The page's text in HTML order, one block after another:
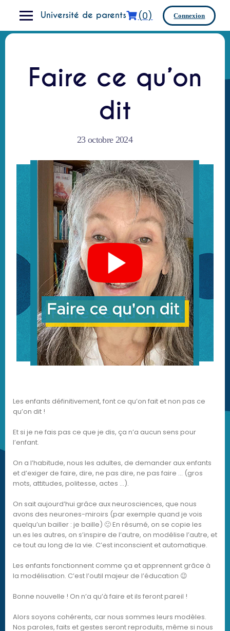
Université de parents (0) Connexion
Faire ce qu’on
dit
23 octobre 2024
Les enfants définitivement, font ce qu’on fait et non pas ce
qu’on dit !
Et si je ne fais pas ce que je dis, ça n’a aucun sens pour
l’enfant.
On a l’habitude, nous les adultes, de demander aux enfants
et d’exiger de faire, dire, ne pas dire, ne pas faire … (gros
mots, attitudes, politesse, actes …).
On sait aujourd’hui grâce aux neurosciences, que nous
avons des neurones-miroirs (par exemple quand je vois
quelqu’un bailler : je baille) 🙂 En résumé, on se copie les
un.es les autres, on s’inspire de l’autre, on modélise l’autre, et
ce tout au long de la vie. C’est inconscient et automatique.
Les enfants fonctionnent comme ça et apprennent grâce à
la modélisation. C’est l’outil majeur de l’éducation 😉
Bonne nouvelle ! On n’a qu’à faire et ils feront pareil !
Alors soyons cohérents, car nous sommes leurs modèles.
Nos paroles, faits et gestes seront reproduits, même si nous